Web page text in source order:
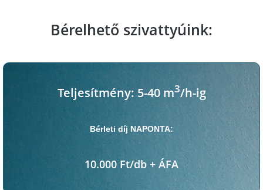
Bérelhető szivattyúink:
Teljesítmény: 5-40 m3/h-ig
Bérleti díj NAPONTA:
10.000 Ft/db + ÁFA